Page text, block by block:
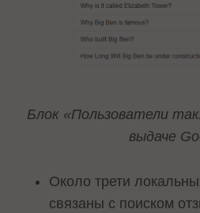
Блок «Пользователи
выдаче
Около трети
связаны с поиском